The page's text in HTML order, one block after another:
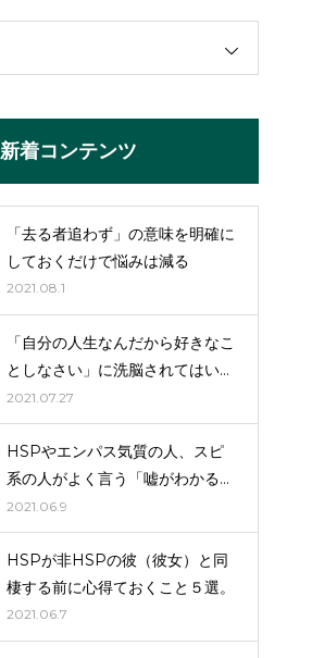
新着コンテンツ
「去る者追わず」の意味を明確に
しておくだけで悩みは減る
2021.08.1
「自分の人生なんだから好きなこ
としなさい」に洗脳されてはいけ
ない。
2021.07.27
HSPやエンパス気質の人、スピ
系の人がよく言う「嘘がわかる」
はだいたい嘘（詐欺）。
2021.06.9
HSPが非HSPの彼（彼女）と同
棲する前に心得ておくこと５選。
2021.06.7